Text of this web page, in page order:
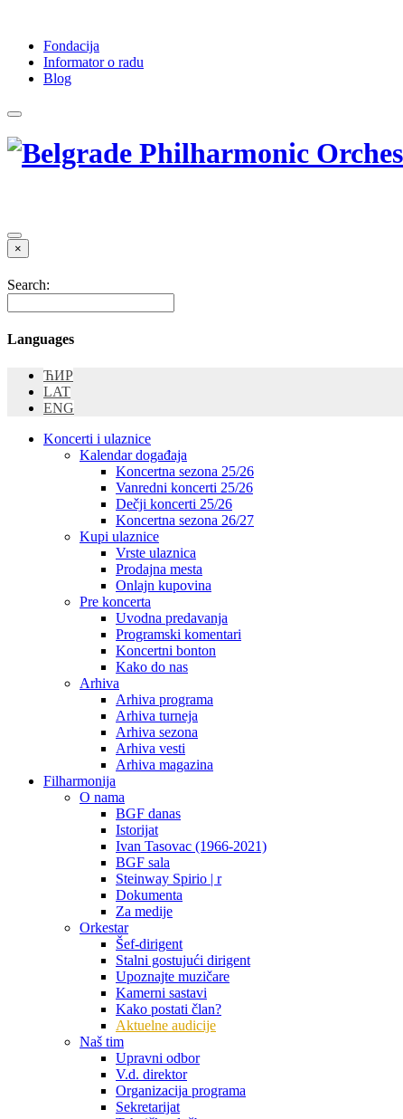
Fondacija
Informator o radu
Blog
×
Search:
Languages
ЋИР
LAT
ENG
Koncerti i ulaznice
Kalendar događaja
Koncertna sezona 25/26
Vanredni koncerti 25/26
Dečji koncerti 25/26
Koncertna sezona 26/27
Kupi ulaznice
Vrste ulaznica
Prodajna mesta
Onlajn kupovina
Pre koncerta
Uvodna predavanja
Programski komentari
Koncertni bonton
Kako do nas
Arhiva
Arhiva programa
Arhiva turneja
Arhiva sezona
Arhiva vesti
Arhiva magazina
Filharmonija
O nama
BGF danas
Istorijat
Ivan Tasovac (1966-2021)
BGF sala
Steinway Spirio | r
Dokumenta
Za medije
Orkestar
Šef-dirigent
Stalni gostujući dirigent
Upoznajte muzičare
Kamerni sastavi
Kako postati član?
Aktuelne audicije
Naš tim
Upravni odbor
V.d. direktor
Organizacija programa
Sekretarijat